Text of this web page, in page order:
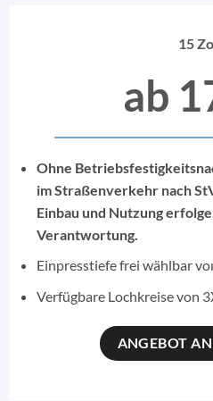
15
ab
Ohne
im Straßenverkehr nach
Einbau und Nutzung
Verantwortung.
Einpresstiefe frei wählbar
Verfügbare Lochkreise von
ANGEBOT